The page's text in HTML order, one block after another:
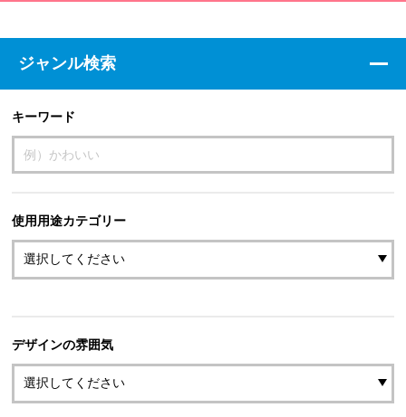
ジャンル検索
キーワード
使用用途カテゴリー
デザインの雰囲気